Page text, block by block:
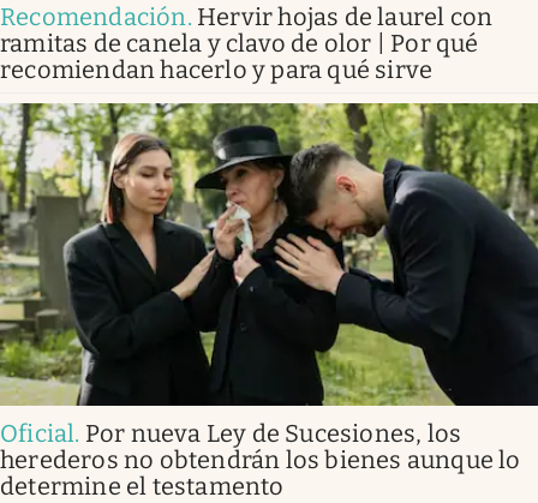
Recomendación. Hervir hojas de laurel con
ramitas de canela y clavo de olor | Por qué
recomiendan hacerlo y para qué sirve
Oficial. Por nueva Ley de Sucesiones, los
herederos no obtendrán los bienes aunque lo
determine el testamento